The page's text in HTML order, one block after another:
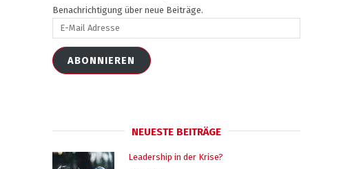
Benachrichtigung über neue Beiträge.
Mail
AdresseABONNIEREN
NEUESTE BEITRÄGE
Leadership in der Krise?